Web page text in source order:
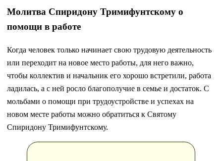
Молитва Спиридону Тримифунтскому о
помощи в работе
Когда человек только начинает свою трудовую деятельность
или переходит на новое место работы, для него важно,
чтобы коллектив и начальник его хорошо встретили, работа
ладилась, а с ней росло благополучие в семье и достаток. С
мольбами о помощи при трудоустройстве и успехах на
новом месте работы можно обратиться к Святому
Спиридону Тримифунтскому.